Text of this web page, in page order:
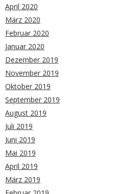
April 2020
März 2020
Februar 2020
Januar 2020
Dezember 2019
November 2019
Oktober 2019
September 2019
August 2019
Juli 2019
Juni 2019
Mai 2019
April 2019
März 2019